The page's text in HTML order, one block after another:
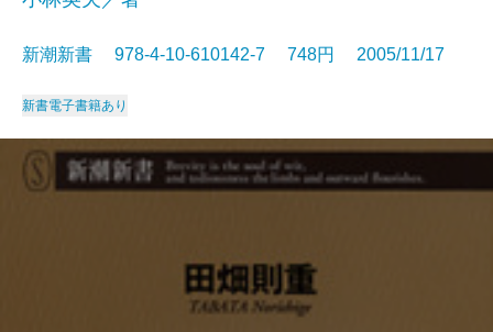
新潮新書 978-4-10-610142-7 748円 2005/11/17
新書電子書籍あり